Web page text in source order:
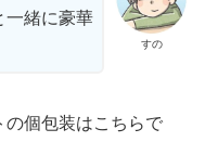
すの
一緒に豪華
個包装はこちらで